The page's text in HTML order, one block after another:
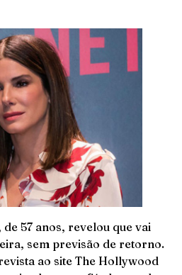
57 anos, revelou que vai
sem previsão de retorno.
ao site The Hollywood